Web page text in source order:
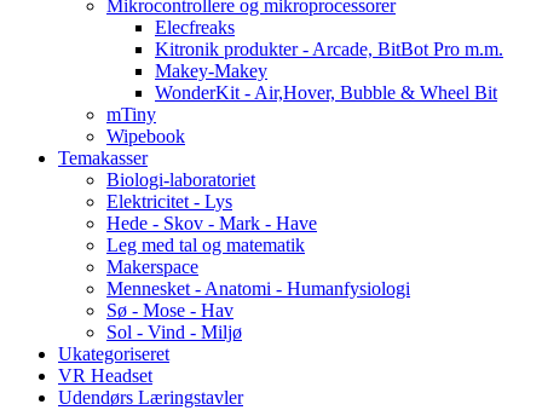
Mikrocontrollere og mikroprocessorer
Elecfreaks
Kitronik produkter - Arcade, BitBot Pro m.m.
Makey-Makey
WonderKit - Air,Hover, Bubble & Wheel Bit
mTiny
Wipebook
Temakasser
Biologi-laboratoriet
Elektricitet - Lys
Hede - Skov - Mark - Have
Leg med tal og matematik
Makerspace
Mennesket - Anatomi - Humanfysiologi
Sø - Mose - Hav
Sol - Vind - Miljø
Ukategoriseret
VR Headset
Udendørs Læringstavler